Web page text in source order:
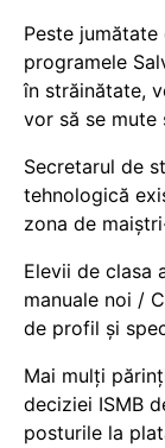
Peste
programele
în străinătate,
vor să se mute
Secretarul de
tehnologică
zona de
Elevii de clasa
manuale noi /
de profil și
Mai mulți
deciziei ISMB
posturile la